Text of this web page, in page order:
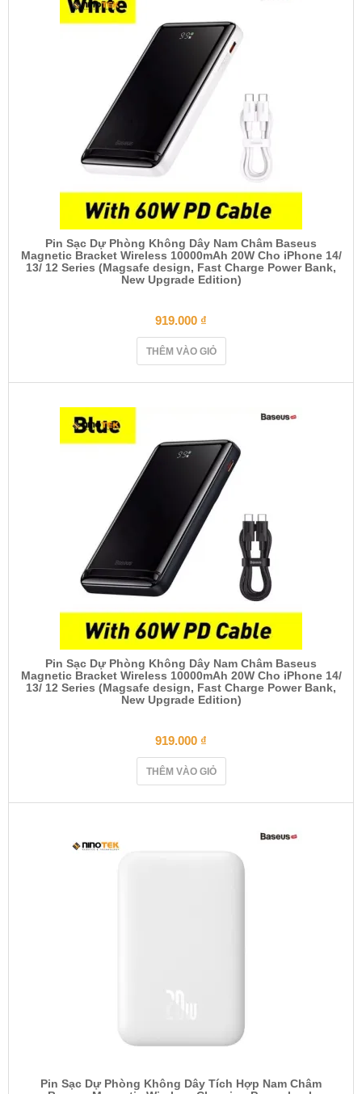
Pin Sạc Dự Phòng Không Dây Nam Châm Baseus
Magnetic Bracket Wireless 10000mAh 20W Cho iPhone 14/
13/ 12 Series (Magsafe design, Fast Charge Power Bank,
New Upgrade Edition)
919.000 ₫
THÊM VÀO GIỎ
Pin Sạc Dự Phòng Không Dây Nam Châm Baseus
Magnetic Bracket Wireless 10000mAh 20W Cho iPhone 14/
13/ 12 Series (Magsafe design, Fast Charge Power Bank,
New Upgrade Edition)
919.000 ₫
THÊM VÀO GIỎ
Pin Sạc Dự Phòng Không Dây Tích Hợp Nam Châm